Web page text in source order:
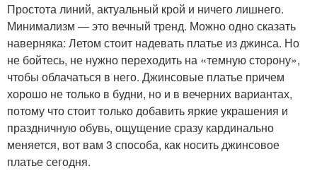
Простота линий, актуальный крой и ничего лишнего.
Минимализм — это вечный тренд. Можно одно сказать
наверняка: Летом стоит надевать платье из джинса. Но
не бойтесь, не нужно переходить на «темную сторону»,
чтобы облачаться в него. Джинсовые платье причем
хорошо не только в будни, но и в вечерних вариантах,
потому что стоит только добавить яркие украшения и
праздничную обувь, ощущение сразу кардинально
меняется, вот вам 3 способа, как носить джинсовое
платье сегодня.